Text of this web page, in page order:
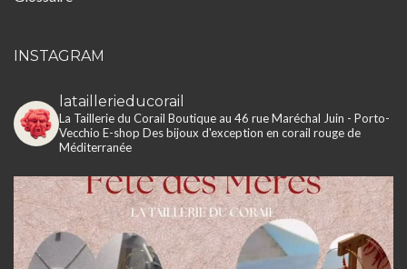
INSTAGRAM
lataillerieducorail
La Taillerie du Corail Boutique au 46 rue Maréchal Juin - Porto-
Vecchio E-shop Des bijoux d'exception en corail rouge de
Méditerranée